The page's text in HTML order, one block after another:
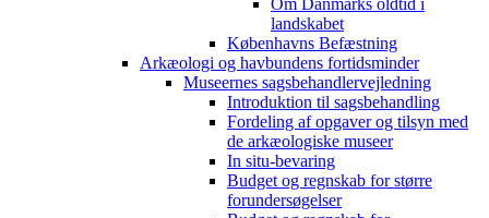
Om Danmarks oldtid i
landskabet
Københavns Befæstning
Arkæologi og havbundens fortidsminder
Museernes sagsbehandlervejledning
Introduktion til sagsbehandling
Fordeling af opgaver og tilsyn med
de arkæologiske museer
In situ-bevaring
Budget og regnskab for større
forundersøgelser